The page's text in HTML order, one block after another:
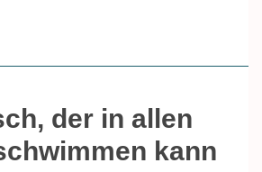
der in allen
kann